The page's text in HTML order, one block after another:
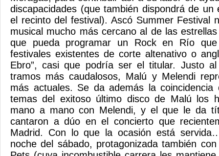
discapacidades (que también dispondrá de un
el recinto del festival). Ascó Summer Festival
musical mucho más cercano al de las
que pueda programar un Rock en Río
festivales existentes de corte altenativo o
Ebro”, casi que podría ser el titular. Justo
tramos más caudalosos, Malú y Melendi
más actuales. Se da además la
temas del exitoso último disco de Malú los
mano a mano con Melendi, y el que le da
cantaron a dúo en el concierto que
Madrid. Con lo que la ocasión está
noche del sábado, protagonizada también